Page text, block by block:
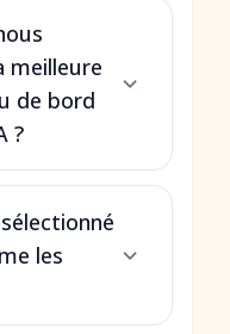
meilleure
de bord
?
les